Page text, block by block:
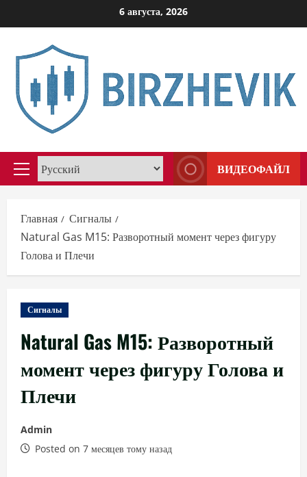
к
содержимому
6 августа, 2026
Основное
ВИДЕОФАЙЛ
Главная
Сигналы
Natural Gas M15: Разворотный момент через фигуру
Голова и Плечи
Сигналы
Natural Gas M15: Разворотный
момент через фигуру Голова и
Плечи
Admin
Posted on 7 месяцев тому назад